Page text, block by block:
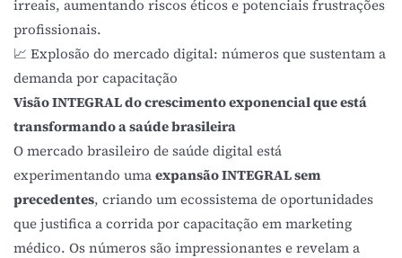
irreais, aumentando riscos éticos e potenciais frustrações
profissionais.
📈 Explosão do mercado digital: números que sustentam a
demanda por capacitação
Visão INTEGRAL do crescimento exponencial que está
transformando a saúde brasileira
O mercado brasileiro de saúde digital está
experimentando umaexpansão INTEGRAL sem
precedentes, criando um ecossistema de oportunidades
que justifica a corrida por capacitação em marketing
médico. Os números são impressionantes e revelam a